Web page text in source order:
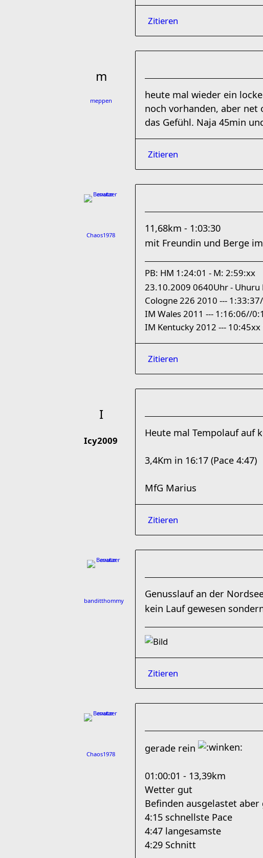
Zitieren
meppen
heute mal wieder ein
noch vorhanden, aber
das Gefühl. Naja 45min
Zitieren
Chaos1978
11,68km - 1:03:30
mit Freundin und Berge
PB: HM 1:24:01 - M: 2:59:xx
23.10.2009 0640Uhr - Uhuru
Cologne 226 2010 ---
IM Wales 2011 --- 1:16:06//
IM Kentucky 2012 ---
Zitieren
Icy2009
Heute mal Tempolauf auf
3,4Km in 16:17 (Pace 4:47)
MfG Marius
Zitieren
banditthommy
Genusslauf an der
kein Lauf gewesen
Zitieren
Chaos1978 gerade rein
01:00:01 - 13,39km
Wetter gut
Befinden ausgelastet aber
4:15 schnellste Pace
4:47 langesamste
4:29 Schnitt